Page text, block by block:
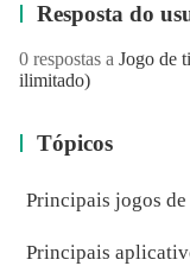
Resposta do
0 respostas a Jogo de
ilimitado)
Tópicos
Principais jogos de
Principais